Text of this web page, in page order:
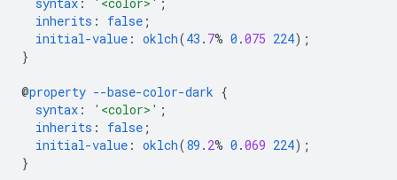
inherits : false ;
initial-value : oklch(43 . 7% 0 .075 224);
}
@property --base-color-dark {
syntax : '<color>' ;
inherits : false ;
initial-value : oklch(89 . 2% 0 .069 224);
}